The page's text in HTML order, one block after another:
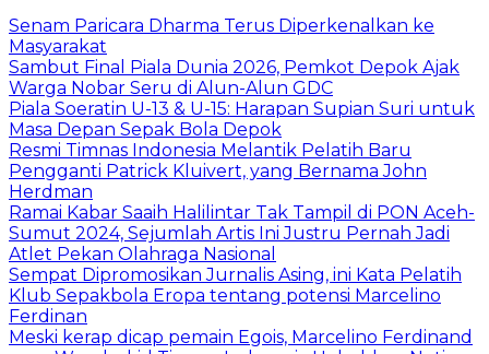
Senam Paricara Dharma Terus Diperkenalkan ke
Masyarakat
Sambut Final Piala Dunia 2026, Pemkot Depok Ajak
Warga Nobar Seru di Alun-Alun GDC
Piala Soeratin U-13 & U-15: Harapan Supian Suri untuk
Masa Depan Sepak Bola Depok
Resmi Timnas Indonesia Melantik Pelatih Baru
Pengganti Patrick Kluivert, yang Bernama John
Herdman
Ramai Kabar Saaih Halilintar Tak Tampil di PON Aceh-
Sumut 2024, Sejumlah Artis Ini Justru Pernah Jadi
Atlet Pekan Olahraga Nasional
Sempat Dipromosikan Jurnalis Asing, ini Kata Pelatih
Klub Sepakbola Eropa tentang potensi Marcelino
Ferdinan
Meski kerap dicap pemain Egois, Marcelino Ferdinand